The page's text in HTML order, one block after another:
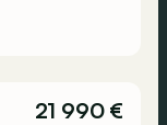
21 990 €